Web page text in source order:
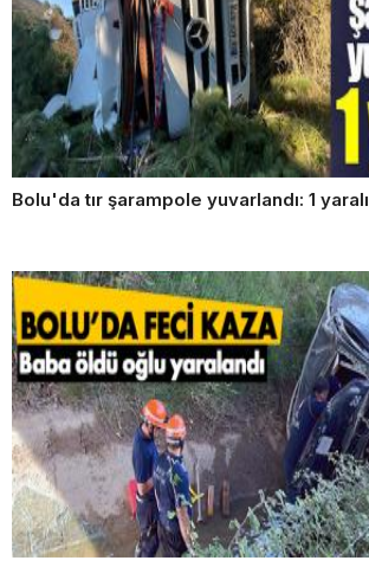
Bolu'da tır şarampole yuvarlandı: 1 yaralı